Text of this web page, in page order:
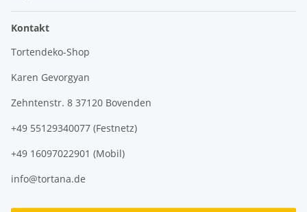
Kontakt
Tortendeko-Shop
Karen Gevorgyan
Zehntenstr. 8 37120 Bovenden
+49 55129340077 (Festnetz)
+49 16097022901 (Mobil)
info@tortana.de